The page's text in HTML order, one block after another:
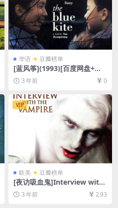
华语 豆瓣榜单
[蓝风筝](1993)[百度网盘+夸
克网盘DVD原盘高清资源][网
盘在线播放/下载][MP4/4.2G
B][中文字幕]
3 年前 0
VIP
欧美 豆瓣榜单
[夜访吸血鬼]Interview with
the Vampire: The Vampire
Chronicles (1994)[百度网盘
3 年前 2.93